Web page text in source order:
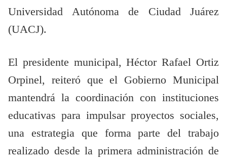
Universidad Autónoma de Ciudad Juárez
(UACJ).
El presidente municipal, Héctor Rafael Ortiz
Orpinel, reiteró que el Gobierno Municipal
mantendrá la coordinación con instituciones
educativas para impulsar proyectos sociales,
una estrategia que forma parte del trabajo
realizado desde la primera administración de